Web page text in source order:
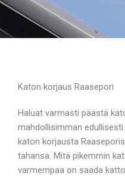
Katon korjaus Raasepori
Haluat varmasti päästä
mahdollisimman
katon korjausta
tahansa. Mitä pikemmin
varmempaa on saada